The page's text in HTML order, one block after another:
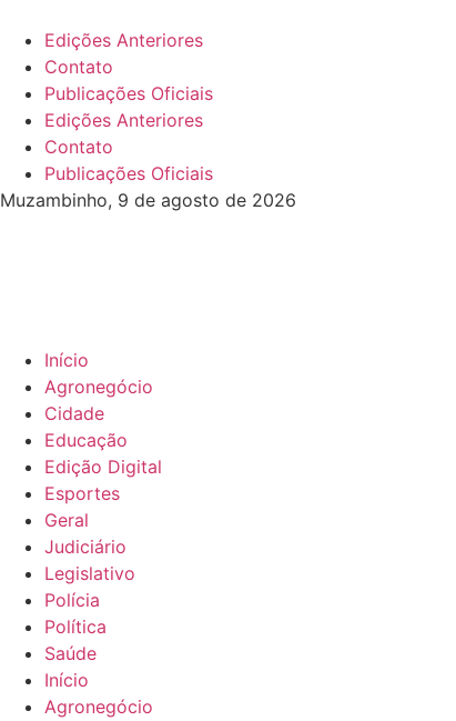
Edições Anteriores
Contato
Publicações Oficiais
Edições Anteriores
Contato
Publicações Oficiais
Muzambinho, 9 de agosto de 2026
Início
Agronegócio
Cidade
Educação
Edição Digital
Esportes
Geral
Judiciário
Legislativo
Polícia
Política
Saúde
Início
Agronegócio